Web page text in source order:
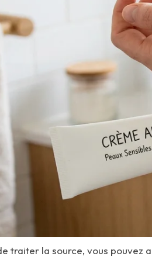
traiter la source, vous pouvez